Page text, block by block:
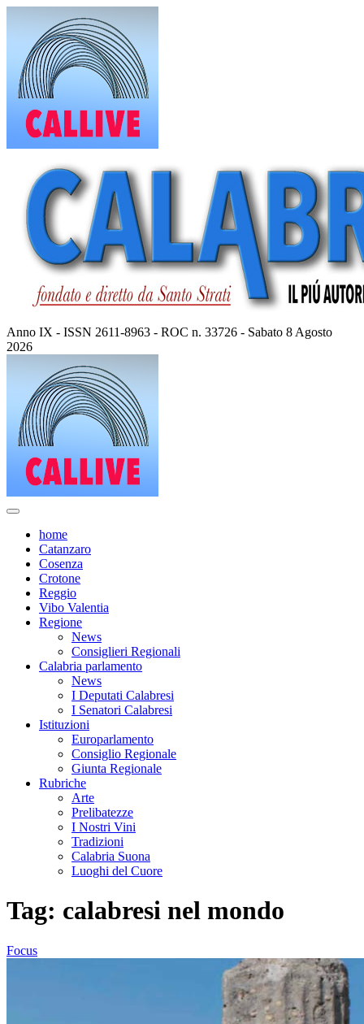
contenuto
Anno IX - ISSN 2611-8963 - ROC n. 33726 - Sabato 8 Agosto
2026
home
Catanzaro
Cosenza
Crotone
Reggio
Vibo Valentia
Regione
News
Consiglieri Regionali
Calabria parlamento
News
I Deputati Calabresi
I Senatori Calabresi
Istituzioni
Europarlamento
Consiglio Regionale
Giunta Regionale
Rubriche
Arte
Prelibatezze
I Nostri Vini
Tradizioni
Calabria Suona
Luoghi del Cuore
Tag: calabresi nel mondo
Focus